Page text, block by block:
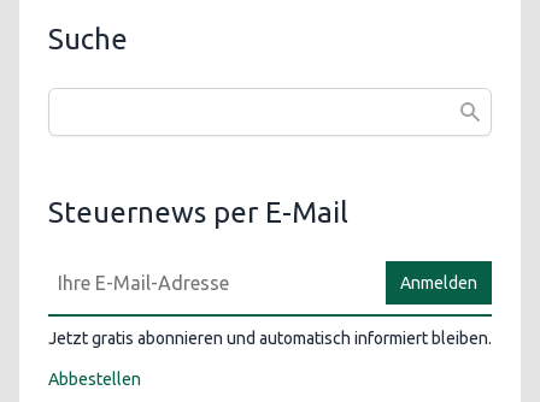
Suche
Steuernews per E-Mail
Anmelden
Jetzt gratis abonnieren und automatisch informiert bleiben.
Abbestellen